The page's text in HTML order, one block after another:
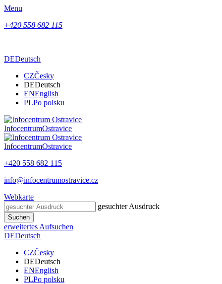
Menu
+420 558 682 115
DEDeutsch
CZČesky
DEDeutsch
ENEnglish
PLPo polsku
InfocentrumOstravice
InfocentrumOstravice
+420 558 682 115
info@infocentrumostravice.cz
Webkarte
gesuchter Ausdruck
Suchen
erweitertes Aufsuchen
DEDeutsch
CZČesky
DEDeutsch
ENEnglish
PLPo polsku